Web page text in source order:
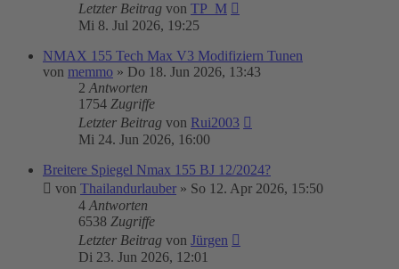
Letzter Beitrag von TP_M
Mi 8. Jul 2026, 19:25
NMAX 155 Tech Max V3 Modifiziern Tunen
von memmo » Do 18. Jun 2026, 13:43
2 Antworten
1754 Zugriffe
Letzter Beitrag von Rui2003
Mi 24. Jun 2026, 16:00
Breitere Spiegel Nmax 155 BJ 12/2024?
von Thailandurlauber » So 12. Apr 2026, 15:50
4 Antworten
6538 Zugriffe
Letzter Beitrag von Jürgen
Di 23. Jun 2026, 12:01